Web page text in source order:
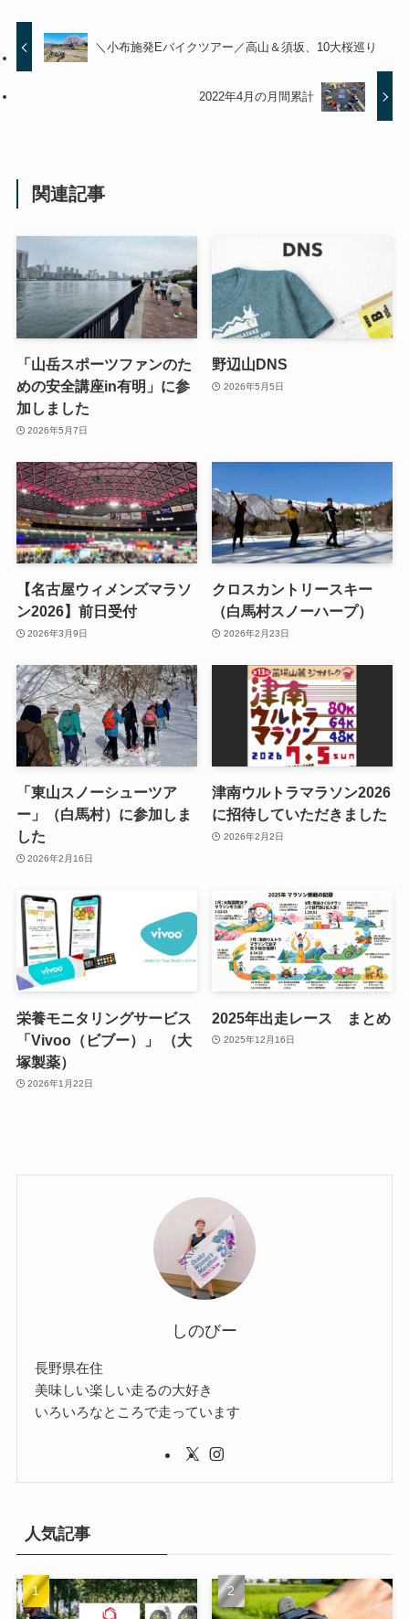
＼小布施発Eバイクツアー／高山＆須坂、10大桜巡り
2022年4月の月間累計
関連記事
「山岳スポーツファンのた
めの安全講座in有明」に参
加しました
2026年5月7日
野辺山DNS
2026年5月5日
【名古屋ウィメンズマラソ
ン2026】前日受付
2026年3月9日
クロスカントリースキー
（白馬村スノーハープ）
2026年2月23日
「東山スノーシューツア
ー」（白馬村）に参加しま
した
2026年2月16日
津南ウルトラマラソン2026
に招待していただきました
2026年2月2日
栄養モニタリングサービス
「Vivoo（ビブー）」 （大
塚製薬）
2026年1月22日
2025年出走レース まとめ
2025年12月16日
しのびー
長野県在住
美味しい楽しい走るの大好き
いろいろなところで走っています
人気記事